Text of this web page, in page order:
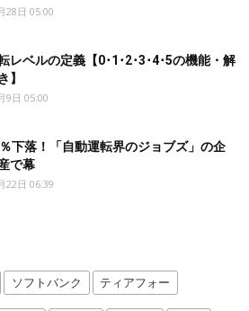
28日 05:00
レベルの定義【0･1･2･3･4･5の機能・解
】
9日 05:00
下落！「自動運転界のジョブズ」の企
で幕
22日 06:39
ソフトバンク ティアフォー